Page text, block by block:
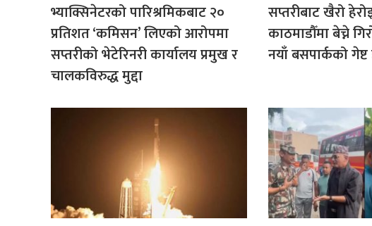
भ्याक्सिनेटरको पारिश्रमिकबाट २०
प्रतिशत ‘कमिसन’ लिएको आरोपमा
सप्तरीको भेटेरिनरी कार्यालय प्रमुख र
चालकविरुद्ध मुद्दा
सप्तरीबाट खैरो
काठमाडौँमा बेच्ने
नयाँ बसपार्कको